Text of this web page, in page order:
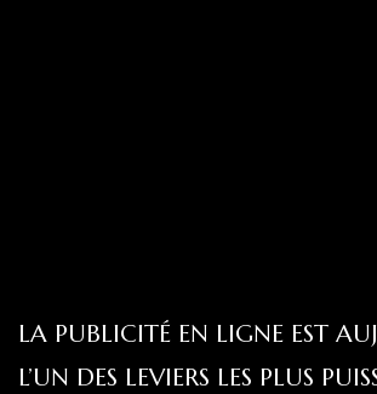
LA PUBLICITÉ EN LIGNE EST
L’UN DES LEVIERS LES PLUS